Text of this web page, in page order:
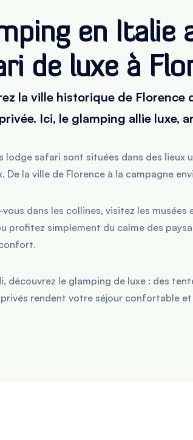
en Italie
de luxe à
la ville historique de Florence
Ici, le glamping allie luxe,
lodge safari sont situées dans des lieux
De la ville de Florence à la campagne
vous dans les collines, visitez les
profitez simplement du calme des
découvrez le glamping de luxe : des
rendent votre séjour confortable